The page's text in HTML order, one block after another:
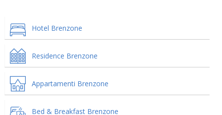
Hotel Brenzone
Residence Brenzone
Appartamenti Brenzone
Bed & Breakfast Brenzone